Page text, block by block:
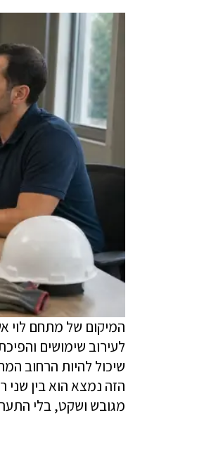
המיקום של מתחם לוי
לעירוב שימושים
שיכול להיות הרחוב
הזה נמצא הוא בין שני
מגובש ושקט, בלי